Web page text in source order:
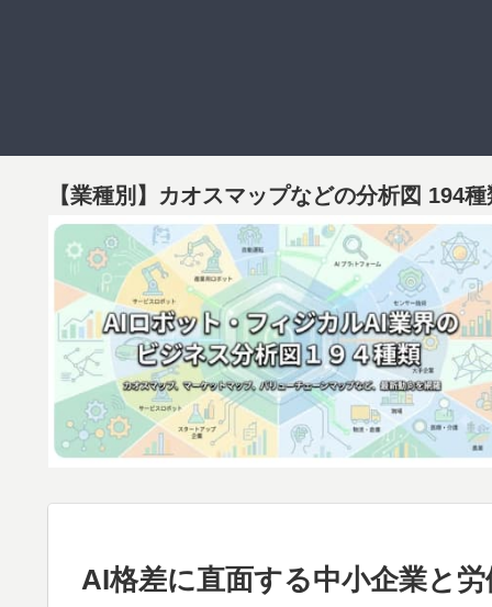
【業種別】カオスマップなどの分析図 194
AI格差に直面する中小企業と